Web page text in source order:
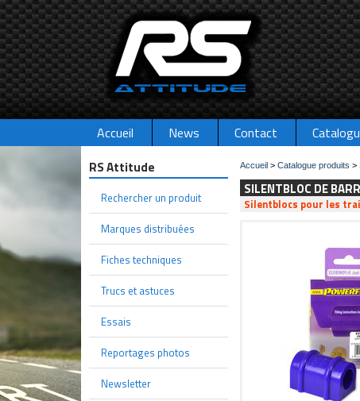
Accueil News Contact
RS Attitude
Rechercher un produit
Marques distribuées
Fiches techniques
Trucs et astuces
Essais
Reportages photos
Newsletter
Accueil > Catalogue produits >
SILENTBLOC DE
Silentblocs pour les